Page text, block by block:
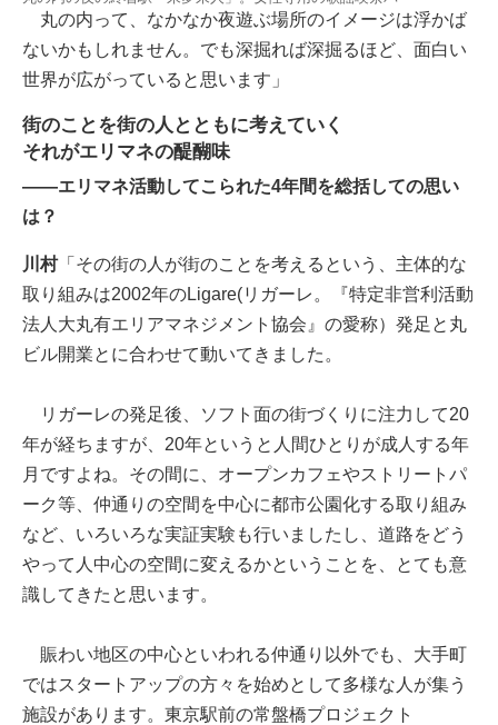
丸の内って、なかなか夜遊ぶ場所のイメージは浮かば
ないかもしれません。でも深掘れば深掘るほど、面白い
世界が広がっていると思います」
街のことを街の人とともに考えていく
それがエリマネの醍醐味
――エリマネ活動してこられた4年間を総括しての思い
は？
川村「その街の人が街のことを考えるという、主体的な
取り組みは2002年のLigare(リガーレ。『特定非営利活動
法人大丸有エリアマネジメント協会』の愛称）発足と丸
ビル開業とに合わせて動いてきました。
リガーレの発足後、ソフト面の街づくりに注力して20
年が経ちますが、20年というと人間ひとりが成人する年
月ですよね。その間に、オープンカフェやストリートパ
ーク等、仲通りの空間を中心に都市公園化する取り組み
など、いろいろな実証実験も行いましたし、道路をどう
やって人中心の空間に変えるかということを、とても意
識してきたと思います。
賑わい地区の中心といわれる仲通り以外でも、大手町
ではスタートアップの方々を始めとして多様な人が集う
施設があります。東京駅前の常盤橋プロジェクト